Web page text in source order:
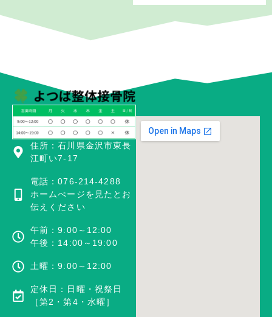
住所：石川県金沢市東長
江町い7-17
電話：076-214-4288
ホームぺージを見たとお
伝えください
午前：9:00～12:00
午後：14:00～19:00
土曜：9:00～12:00
定休日：日曜・祝祭日
［第2・第4・水曜］